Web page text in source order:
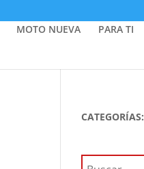
MOTO NUEVA PARA TI
CATEGORÍAS: